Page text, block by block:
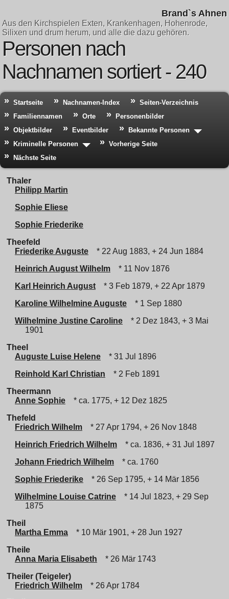
Brand`s Ahnen
Aus den Kirchspielen Exten, Krankenhagen, Hohenrode,
Silixen und drum herum, und alle die dazu gehören.
Personen nach
Nachnamen sortiert - 240
Startseite Nachnamen-Index
Seiten-Verzeichnis
Familiennamen
Orte
Personenbilder
Objektbilder
Eventbilder
Bekannte Personen
Kriminelle Personen
Vorherige Seite
Nächste Seite
Thaler
Philipp Martin
Sophie Eliese
Sophie Friederike
Theefeld
Friederike Auguste
* 22 Aug 1883, + 24 Jun 1884
Heinrich August Wilhelm
* 11 Nov 1876
Karl Heinrich August
* 3 Feb 1879, + 22 Apr 1879
Karoline Wilhelmine Auguste
* 1 Sep 1880
Wilhelmine Justine Caroline
* 2 Dez 1843, + 3 Mai
1901
Theel
Auguste Luise Helene
* 31 Jul 1896
Reinhold Karl Christian
* 2 Feb 1891
Theermann
Anne Sophie
* ca. 1775, + 12 Dez 1825
Thefeld
Friedrich Wilhelm
* 27 Apr 1794, + 26 Nov 1848
Heinrich Friedrich Wilhelm
* ca. 1836, + 31 Jul 1897
Johann Friedrich Wilhelm
* ca. 1760
Sophie Friederike
* 26 Sep 1795, + 14 Mär 1856
Wilhelmine Louise Catrine
* 14 Jul 1823, + 29 Sep
1875
Theil
Martha Emma
* 10 Mär 1901, + 28 Jun 1927
Theile
Anna Maria Elisabeth
* 26 Mär 1743
Theiler (Teigeler)
Friedrich Wilhelm
* 26 Apr 1784